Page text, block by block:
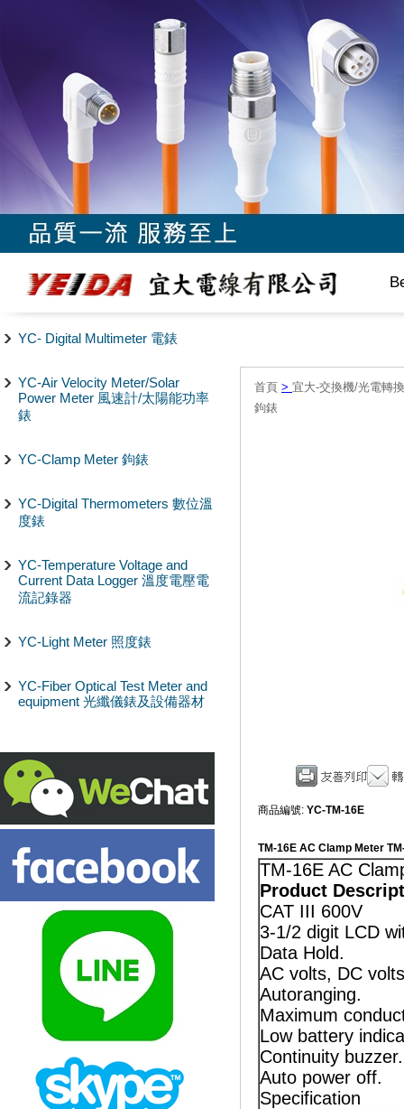
YC- Digital Multimeter 電錶
YC-Air Velocity Meter/Solar
Power Meter 風速計/太陽能功率
錶
YC-Clamp Meter 鉤錶
YC-Digital Thermometers 數位溫
度錶
YC-Temperature Voltage and
Current Data Logger 溫度電壓電
流記錄器
YC-Light Meter 照度錶
YC-Fiber Optical Test Meter and
equipment 光纖儀錶及設備器材
首頁 > 宜大-交換機/光電轉
鉤錶
商品編號: YC-TM-16E
TM-16E AC Clamp Meter
TM-16E AC
Product
CAT III 600V
3-1/2 digit LCD
Data Hold.
AC volts, DC
Autoranging.
Maximum
Low battery
Continuity buzzer.
Auto power off.
Specification